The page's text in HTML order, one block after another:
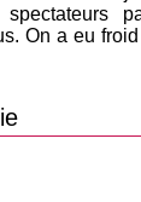
On a eu